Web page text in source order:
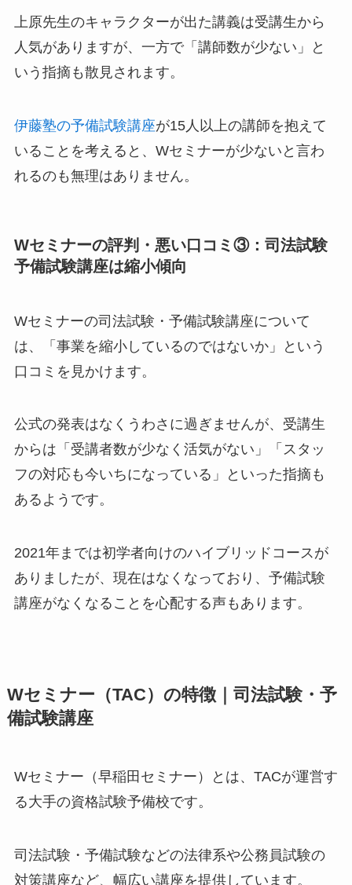
上原先生のキャラクターが出た講義は受講生から
人気がありますが、一方で「講師数が少ない」と
いう指摘も散見されます。
伊藤塾の予備試験講座が15人以上の講師を抱えて
いることを考えると、Wセミナーが少ないと言わ
れるのも無理はありません。
Wセミナーの評判・悪い口コミ③：司法試験
予備試験講座は縮小傾向
Wセミナーの司法試験・予備試験講座について
は、「事業を縮小しているのではないか」という
口コミを見かけます。
公式の発表はなくうわさに過ぎませんが、受講生
からは「受講者数が少なく活気がない」「スタッ
フの対応も今いちになっている」といった指摘も
あるようです。
2021年までは初学者向けのハイブリッドコースが
ありましたが、現在はなくなっており、予備試験
講座がなくなることを心配する声もあります。
Wセミナー（TAC）の特徴｜司法試験・予
備試験講座
Wセミナー（早稲田セミナー）とは、TACが運営す
る大手の資格試験予備校です。
司法試験・予備試験などの法律系や公務員試験の
対策講座など、幅広い講座を提供しています。